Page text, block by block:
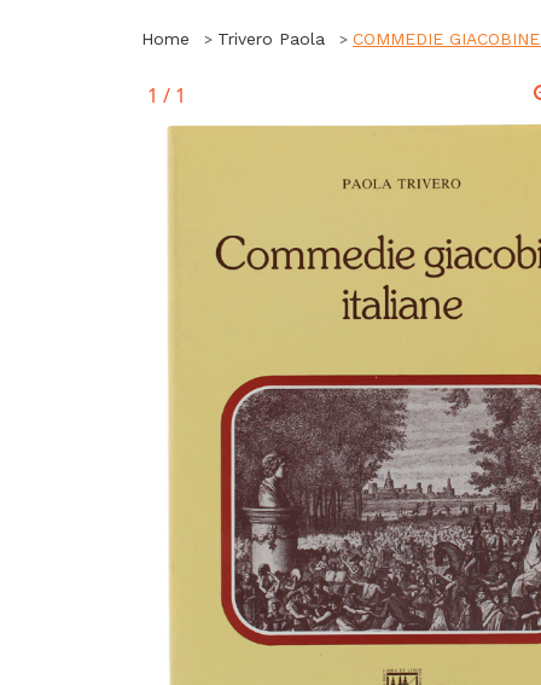
Home Trivero Paola COMMEDIE
1 / 1